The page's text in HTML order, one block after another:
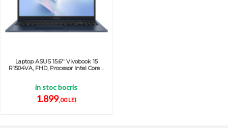
Laptop ASUS 15.6'' Vivobook 15
R1504VA, FHD, Procesor Intel Core ...
in stoc bocris
1.899,00 LEI